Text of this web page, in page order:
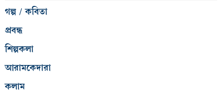
গল্প / কবিতা
প্রবন্ধ
শিল্পকলা
আরামকেদারা
কলাম